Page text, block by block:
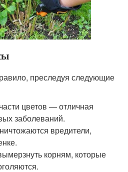
преследуя следующие
цветов — отличная
заболеваний.
вредители,
корням, которые